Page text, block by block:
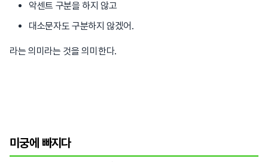
악센트 구분을 하지 않고
대소문자도 구분하지 않겠어.
라는 의미라는 것을 의미한다.
미궁에 빠지다